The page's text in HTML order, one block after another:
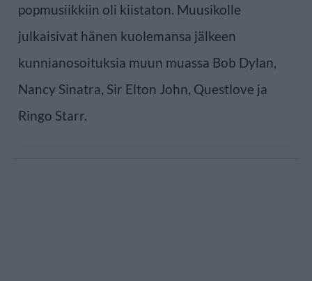
popmusiikkiin oli kiistaton. Muusikolle
julkaisivat hänen kuolemansa jälkeen
kunnianosoituksia muun muassa Bob Dylan,
Nancy Sinatra, Sir Elton John, Questlove ja
Ringo Starr.